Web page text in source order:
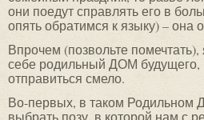
они поедут справлять его в
опять обратимся к языку) – она
Впрочем (позвольте
себе родильный ДОМ будущего,
отправиться смело.
Во-первых, в таком Родильном
выбрать позу, в которой нам с